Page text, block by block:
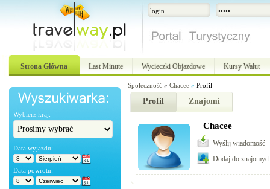
Strona Główna Last Minute Wycieczki Objazdowe Kursy Walut
Wybierz kraj:
Data wyjazdu:
Data powrotu:
Społeczność » Chacee » Profil
Profil Znajomi
Chacee
Wyślij wiadomość
Dodaj do